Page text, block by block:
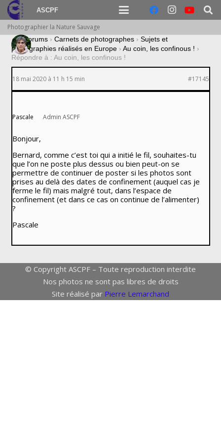
ASCPF
Photographier la Nature Sauvage
› Forums › Carnets de photographes › Sujets et
photographies réalisés en Europe › Au coin, les confinous ! ›
Répondre à : Au coin, les confinous !
18 mai 2020 à 11 h 15 min #17145
Pascale Admin ASCPF
Bonjour,
Bernard, comme c’est toi qui a initié le fil, souhaites-tu
que l’on ne poste plus dessus ou bien peut-on se
permettre de continuer de poster si les photos sont
prises au delà des dates de confinement (auquel cas je
ferme le fil) mais malgré tout, dans l’espace de
confinement (et dans ce cas on continue de l’alimenter)
?
Pascale
© Copyright ASCPF – Toute reproduction interdite
Nos photos ne sont pas libres de droits
Site réalisé par Pierre Lemarchand